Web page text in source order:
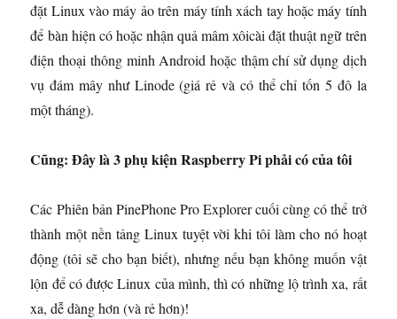
đặt Linux vào máy ảo trên máy tính xách tay hoặc máy tính
để bàn hiện có hoặc nhậnquả mâm xôicài đặtthuật ngữtrên
điện thoại thông minh Android hoặc thậm chí sử dụng dịch
vụ đám mây như Linode(giá rẻ và có thể chỉ tốn 5 đô la
một tháng).
Cũng: Đây là 3 phụ kiện Raspberry Pi phải có của tôi
Các Phiên bản PinePhone Pro Explorercuối cùng có thể trở
thành một nền tảng Linux tuyệt vời khi tôi làm cho nó hoạt
động (tôi sẽ cho bạn biết), nhưng nếu bạn không muốn vật
lộn để có được Linux của mình, thì có những lộ trình xa, rất
xa, dễ dàng hơn (và rẻ hơn)!